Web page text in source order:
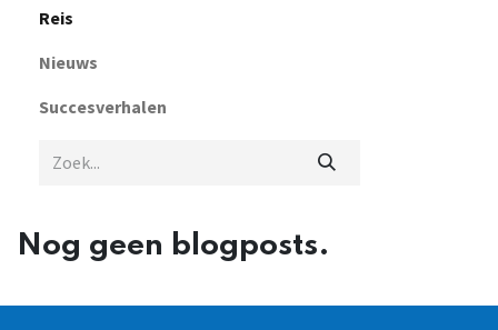
Reis
Nieuws
Succesverhalen
Nog geen blogposts.